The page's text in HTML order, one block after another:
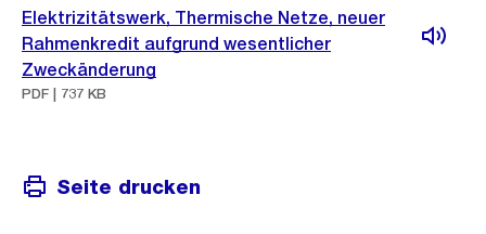
Elektrizitätswerk, Thermische Netze, neuer
Rahmenkredit aufgrund wesentlicher
Zweckänderung
PDF | 737 KB
Seite drucken